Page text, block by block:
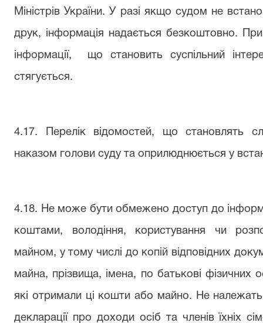
Міністрів України. У разі якщо судом не
друк, інформація надається безкоштовно.
інформації, що становить суспільний
стягується.
4.17. Перелік відомостей, що становлять
наказом голови суду та оприлюднюється у
4.18. Не може бути обмежено доступ до
коштами, володіння, користування чи
майном, у тому числі до копій відповідних
майна, прізвища, імена, по батькові фізичних
які отримали ці кошти або майно. Не
декларації про доходи осіб та членів їхніх